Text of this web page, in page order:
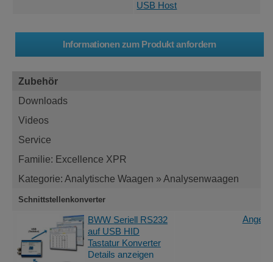
USB Host
Zubehör
Downloads
Videos
Service
Familie: Excellence XPR
Kategorie: Analytische Waagen » Analysenwaagen
Schnittstellenkonverter
BWW Seriell RS232
auf USB HID
Tastatur Konverter
Details anzeigen